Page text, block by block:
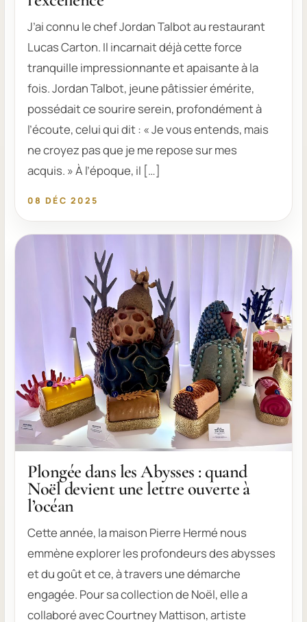
J’ai connu le chef Jordan Talbot au restaurant
Lucas Carton. Il incarnait déjà cette force
tranquille impressionnante et apaisante à la
fois. Jordan Talbot, jeune pâtissier émérite,
possédait ce sourire serein, profondément à
l’écoute, celui qui dit : « Je vous entends, mais
ne croyez pas que je me repose sur mes
acquis. » À l’époque, il […]
08 DÉC 2025
Plongée dans les Abysses : quand
Noël devient une lettre ouverte à
l’océan
Cette année, la maison Pierre Hermé nous
emmène explorer les profondeurs des abysses
et du goût et ce, à travers une démarche
engagée. Pour sa collection de Noël, elle a
collaboré avec Courtney Mattison, artiste